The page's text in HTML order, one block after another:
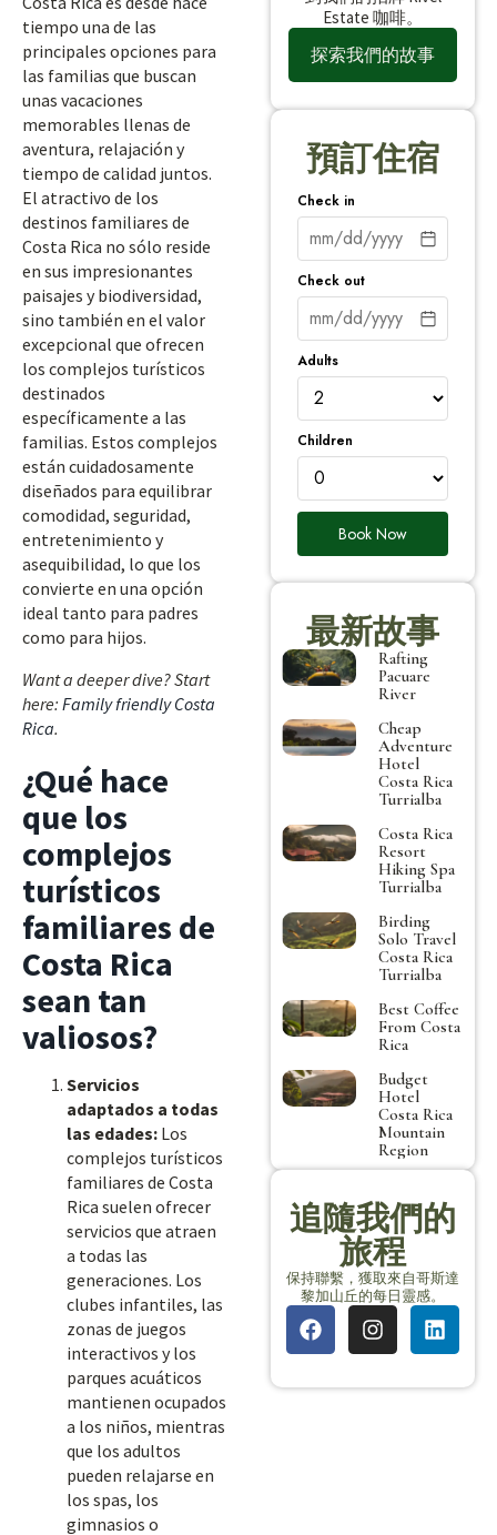
tiempo una de las
principales opciones para
las familias que buscan
unas vacaciones
memorables llenas de
aventura, relajación y
tiempo de calidad juntos.
El atractivo de los
destinos familiares de
Costa Rica no sólo reside
en sus impresionantes
paisajes y biodiversidad,
sino también en el valor
excepcional que ofrecen
los complejos turísticos
destinados
específicamente a las
familias. Estos complejos
están cuidadosamente
diseñados para equilibrar
comodidad, seguridad,
entretenimiento y
asequibilidad, lo que los
convierte en una opción
ideal tanto para padres
como para hijos.
Want a deeper dive? Start
here: Family friendly Costa
Rica.
¿Qué hace
que los
complejos
turísticos
familiares de
Costa Rica
sean tan
valiosos?
Servicios
adaptados a todas
las edades: Los
complejos turísticos
familiares de Costa
Rica suelen ofrecer
servicios que atraen
a todas las
generaciones. Los
clubes infantiles, las
zonas de juegos
interactivos y los
parques acuáticos
mantienen ocupados
a los niños, mientras
que los adultos
pueden relajarse en
los spas, los
gimnasios o
Estate 咖啡。
探索我們的故事
預訂住宿
Check in
Check out
Adults
Children
Book Now
最新故事
Rafting
Pacuare
River
Cheap
Adventure
Hotel
Costa Rica
Turrialba
Costa Rica
Resort
Hiking Spa
Turrialba
Birding
Solo Travel
Costa Rica
Turrialba
Best Coffee
From Costa
Rica
Budget
Hotel
Costa Rica
Mountain
Region
追隨我們的
旅程
保持聯繫，獲取來自哥斯達
黎加山丘的每日靈感。